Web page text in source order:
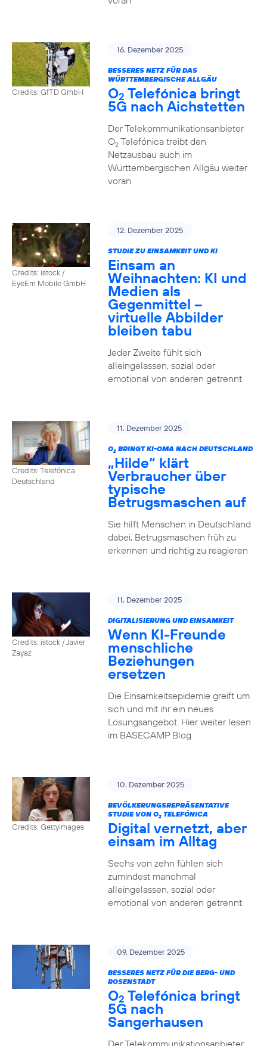
Credits: GfTD GmbH
16. Dezember 2025
BESSERES NETZ FÜR DAS
WÜRTTEMBERGISCHE ALLGÄU
O2 Telefónica bringt
5G nach Aichstetten
Der Telekommunikationsanbieter
O2Telefónica treibt den
Netzausbau auch im
Württembergischen Allgäu weiter
voran
Credits: istock /
EyeEm Mobile GmbH
12. Dezember 2025
STUDIE ZU EINSAMKEIT UND KI
Einsam an
Weihnachten: KI und
Medien als
Gegenmittel –
virtuelle Abbilder
bleiben tabu
Jeder Zweite fühlt sich
alleingelassen, sozial oder
emotional von anderen getrennt
Credits: Telefónica
Deutschland
11. Dezember 2025
O2BRINGT KI-OMA NACH DEUTSCHLAND
„Hilde“ klärt
Verbraucher über
typische
Betrugsmaschen auf
Sie hilft Menschen in Deutschland
dabei, Betrugsmaschen früh zu
erkennen und richtig zu reagieren
Credits: istock / Javier
Zayaz
11. Dezember 2025
DIGITALISIERUNG UND EINSAMKEIT
Wenn KI-Freunde
menschliche
Beziehungen
ersetzen
Die Einsamkeitsepidemie greift um
sich und mit ihr ein neues
Lösungsangebot. Hier weiter lesen
im BASECAMP Blog
Credits: Gettyimages
10. Dezember 2025
BEVÖLKERUNGSREPRÄSENTATIVE
STUDIE VON O2TELEFÓNICA
Digital vernetzt, aber
einsam im Alltag
Sechs von zehn fühlen sich
zumindest manchmal
alleingelassen, sozial oder
emotional von anderen getrennt
09. Dezember 2025
BESSERES NETZ FÜR DIE BERG- UND
ROSENSTADT
O2 Telefónica bringt
5G nach
Sangerhausen
Der Telekommunikationsanbieter